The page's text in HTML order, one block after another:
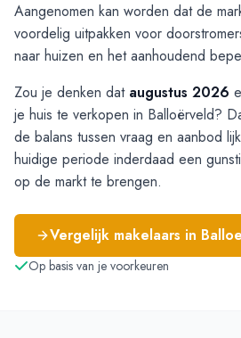
Aangenomen kan worden dat de
voordelig uitpakken voor
naar huizen en het aanhoudend
Zou je denken dat augustus 2026
je huis te verkopen in Balloërveld?
de balans tussen vraag en aanbod
huidige periode inderdaad een
op de markt te brengen.
Vergelijk makelaars in
Op basis van je voorkeuren